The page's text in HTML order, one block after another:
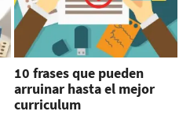
10 frases que pueden
arruinar hasta el mejor
curriculum